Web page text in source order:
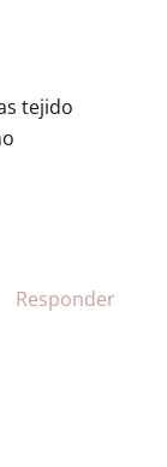
tejido
Responder